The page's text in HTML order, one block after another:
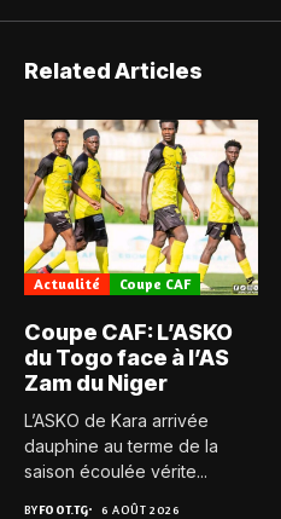
Related Articles
Actualité Coupe CAF
Coupe CAF: L’ASKO
du Togo face à l’AS
Zam du Niger
L’ASKO de Kara arrivée
dauphine au terme de la
saison écoulée vérite...
BYFOOT.TG 6 AOÛT 2026